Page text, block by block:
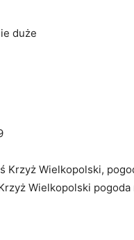
duże
Krzyż Wielkopolski,
Wielkopolski pogoda